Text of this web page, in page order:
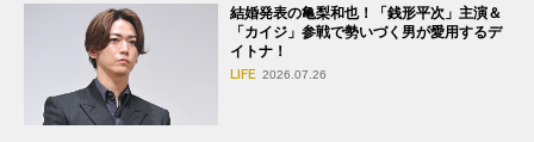
結婚発表の亀梨和也！「銭形平次」主演＆
「カイジ」参戦で勢いづく男が愛用するデ
イトナ！
LIFE 2026.07.26